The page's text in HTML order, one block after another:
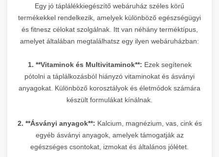
Egy jó táplálékkiegészítő webáruház széles körű
termékekkel rendelkezik, amelyek különböző egészségügyi
és fitnesz célokat szolgálnak. Itt van néhány terméktípus,
amelyet általában megtalálhatsz egy ilyen webáruházban:
1. **Vitaminok és Multivitaminok**: Ezek segítenek
pótolni a táplálkozásból hiányzó vitaminokat és ásványi
anyagokat. Különböző korosztályok és életmódok számára
készült formulákat kínálnak.
2. **Ásványi anyagok**: Kalcium, magnézium, vas, cink és
egyéb ásványi anyagok, amelyek támogatják az
egészséges csontokat, izmokat és általános jólétet.